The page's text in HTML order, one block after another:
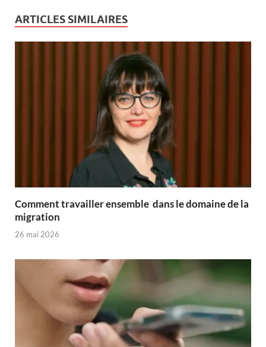
ARTICLES SIMILAIRES
Comment travailler ensemble dans le domaine de la
migration
26 mai 2026